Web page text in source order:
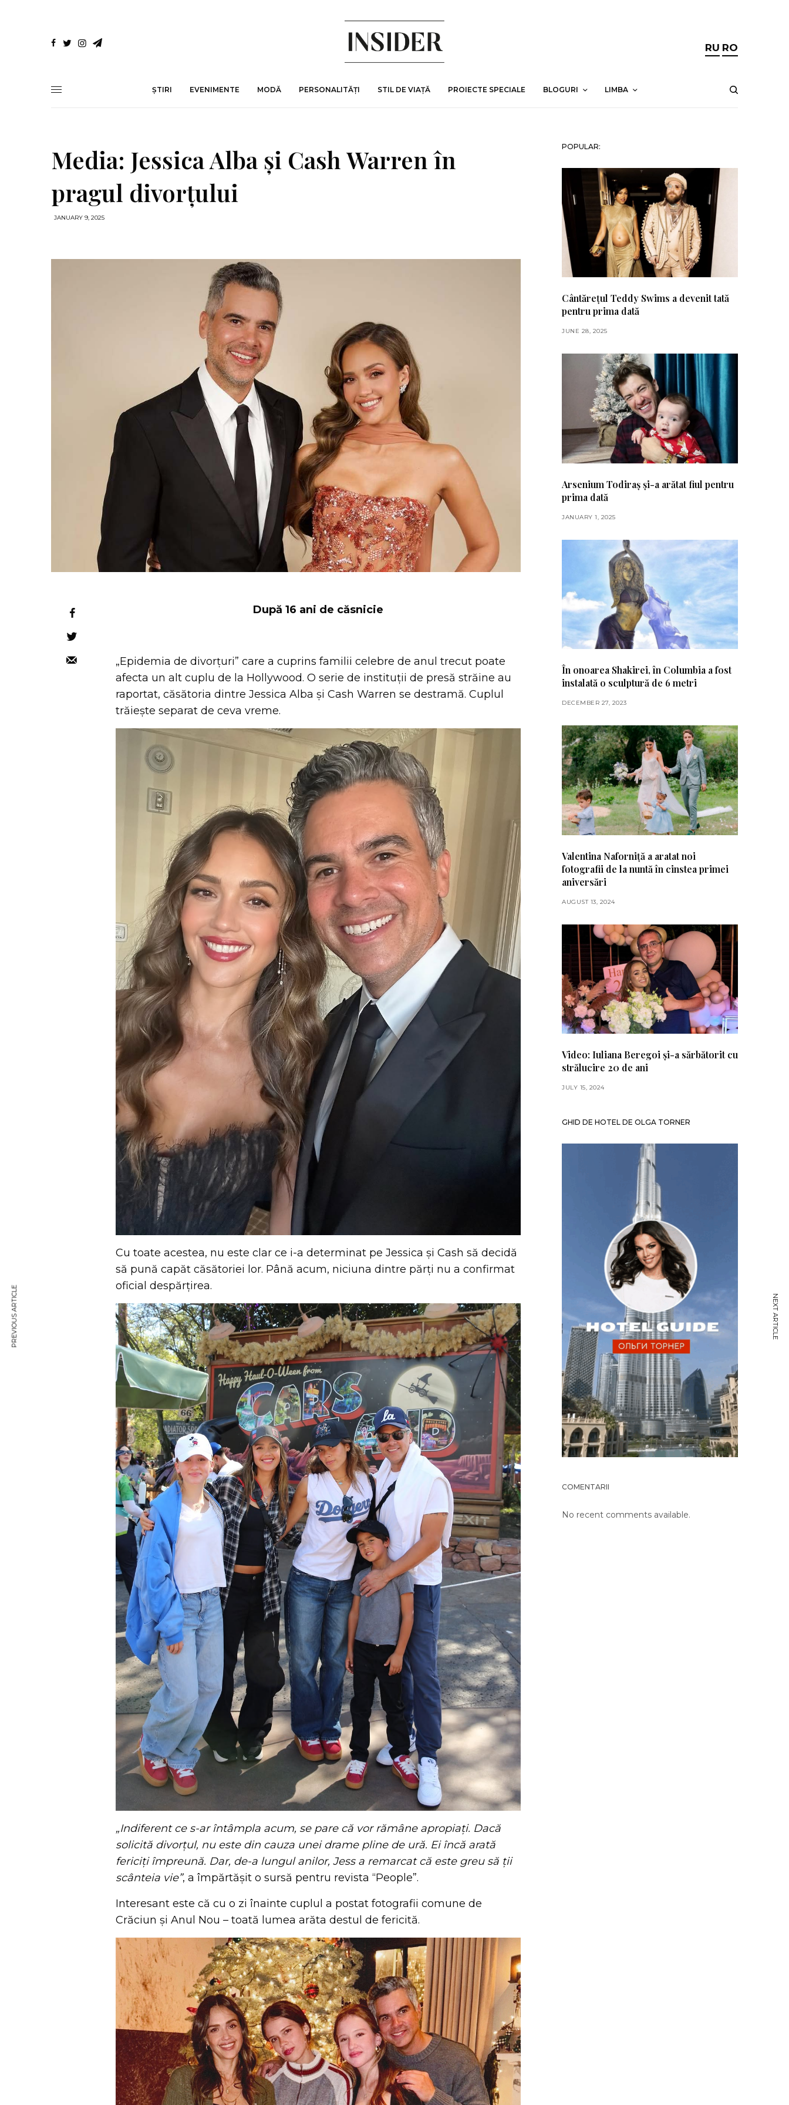
RU RO
ȘTIRI EVENIMENTE MODĂ PERSONALITĂȚI STIL DE VIAȚĂ PROIECTE SPECIALE BLOGURI LIMBA
Media: Jessica Alba și Cash Warren în
pragul divorțului
JANUARY 9, 2025
După 16 ani de căsnicie
„Epidemia de divorțuri” care a cuprins familii celebre de anul trecut poate
afecta un alt cuplu de la Hollywood. O serie de instituții de presă străine au
raportat, căsătoria dintre Jessica Alba și Cash Warren se destramă. Cuplul
trăiește separat de ceva vreme.
Cu toate acestea, nu este clar ce i-a determinat pe Jessica și Cash să decidă
să pună capăt căsătoriei lor. Până acum, niciuna dintre părți nu a confirmat
oficial despărțirea.
„Indiferent ce s-ar întâmpla acum, se pare că vor rămâne apropiați. Dacă
solicită divorțul, nu este din cauza unei drame pline de ură. Ei încă arată
fericiți împreună. Dar, de-a lungul anilor, Jess a remarcat că este greu să ții
scânteia vie”, a împărtășit o sursă pentru revista “People”.
Interesant este că cu o zi înainte cuplul a postat fotografii comune de
Crăciun și Anul Nou – toată lumea arăta destul de fericită.
POPULAR:
Cântărețul Teddy Swims a devenit tată
pentru prima dată
JUNE 28, 2025
Arsenium Todiraș și-a arătat fiul pentru
prima dată
JANUARY 1, 2025
În onoarea Shakirei, în Columbia a fost
instalată o sculptură de 6 metri
DECEMBER 27, 2023
Valentina Naforniță a aratat noi
fotografii de la nuntă în cinstea primei
aniversări
AUGUST 13, 2024
Video: Iuliana Beregoi și-a sărbătorit cu
strălucire 20 de ani
JULY 15, 2024
GHID DE HOTEL DE OLGA TORNER
COMENTARII
No recent comments available.
PREVIOUS ARTICLE NEXT ARTICLE